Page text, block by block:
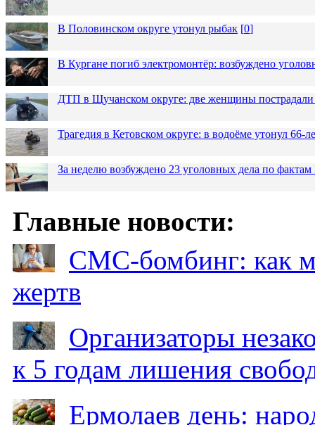
В Половинском округе утонул рыбак [0]
В Кургане погиб электромонтёр: возбуждено
ДТП в Щучанском округе: две женщины пострадали
Трагедия в Кетовском округе: в водоёме утонул 66-
За неделю возбуждено 23 уголовных дела по
Главные новости:
СМС-бомбинг: как
жертв
Организаторы
к 5 годам лишения
Ермолаев день: